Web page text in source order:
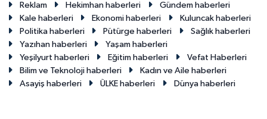
Reklam
Hekimhan haberleri
Gündem haberleri
Kale haberleri
Ekonomi haberleri
Kuluncak haberleri
Politika haberleri
Pütürge haberleri
Sağlık haberleri
Yazıhan haberleri
Yaşam haberleri
Yeşilyurt haberleri
Eğitim haberleri
Vefat Haberleri
Bilim ve Teknoloji haberleri
Kadın ve Aile haberleri
Asayiş haberleri
ÜLKE haberleri Dünya haberleri